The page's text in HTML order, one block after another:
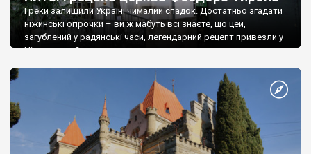
Греки залишили Україні чималий спадок. Достатньо згадати
ніжинські огірочки – ви ж мабуть всі знаєте, що цей,
загублений у радянські часи, легендарний рецепт привезли у
Ніжин греки?